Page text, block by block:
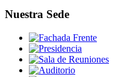
Nuestra Sede